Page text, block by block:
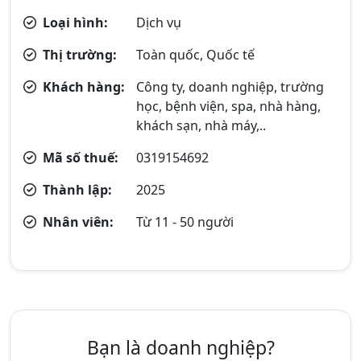
Loại hình:
Dịch vụ
Thị trường:
Toàn quốc, Quốc tế
Khách hàng:
Công ty, doanh nghiệp, trường
học, bệnh viện, spa, nhà hàng,
khách sạn, nhà máy,..
Mã số thuế:
0319154692
Thành lập:
2025
Nhân viên:
Từ 11 - 50 người
Bạn là doanh nghiệp?